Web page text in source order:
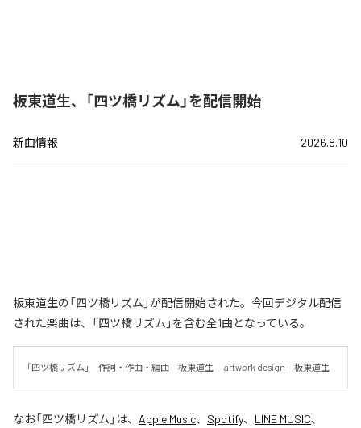
板東道生、「四ツ橋リズム」を配信開始
新曲情報 2026.8.10
板東道生の「四ツ橋リズム」が配信開始された。今回デジタル配信
された楽曲は、「四ツ橋リズム」を含む全1曲となっている。
「四ツ橋リズム」　作詞・作曲・編曲　板東道生　 artwork design　板東道生
なお「四ツ橋リズム 」は、 Apple Music、 Spotify、 LINE MUSIC、